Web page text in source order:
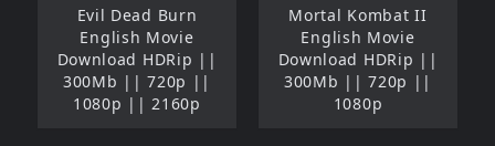
Evil Dead Burn
English Movie
Download HDRip ||
300Mb || 720p ||
1080p || 2160p
Mortal Kombat II
English Movie
Download HDRip ||
300Mb || 720p ||
1080p